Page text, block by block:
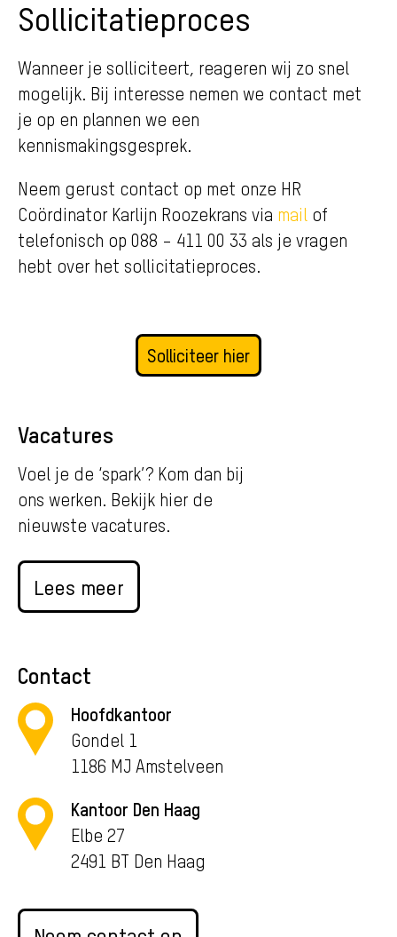
Sollicitatieproces
Wanneer je solliciteert, reageren wij zo snel
mogelijk. Bij interesse nemen we contact met
je op en plannen we een
kennismakingsgesprek.
Neem gerust contact op met onze HR
Coördinator Karlijn Roozekrans via mail of
telefonisch op 088 – 411 00 33 als je vragen
hebt over het sollicitatieproces.
Solliciteer hier
Vacatures
Voel je de ‘spark’? Kom dan bij
ons werken. Bekijk hier de
nieuwste vacatures.
Lees meer
Contact
Hoofdkantoor
Gondel 1
1186 MJ Amstelveen
Kantoor Den Haag
Elbe 27
2491 BT Den Haag